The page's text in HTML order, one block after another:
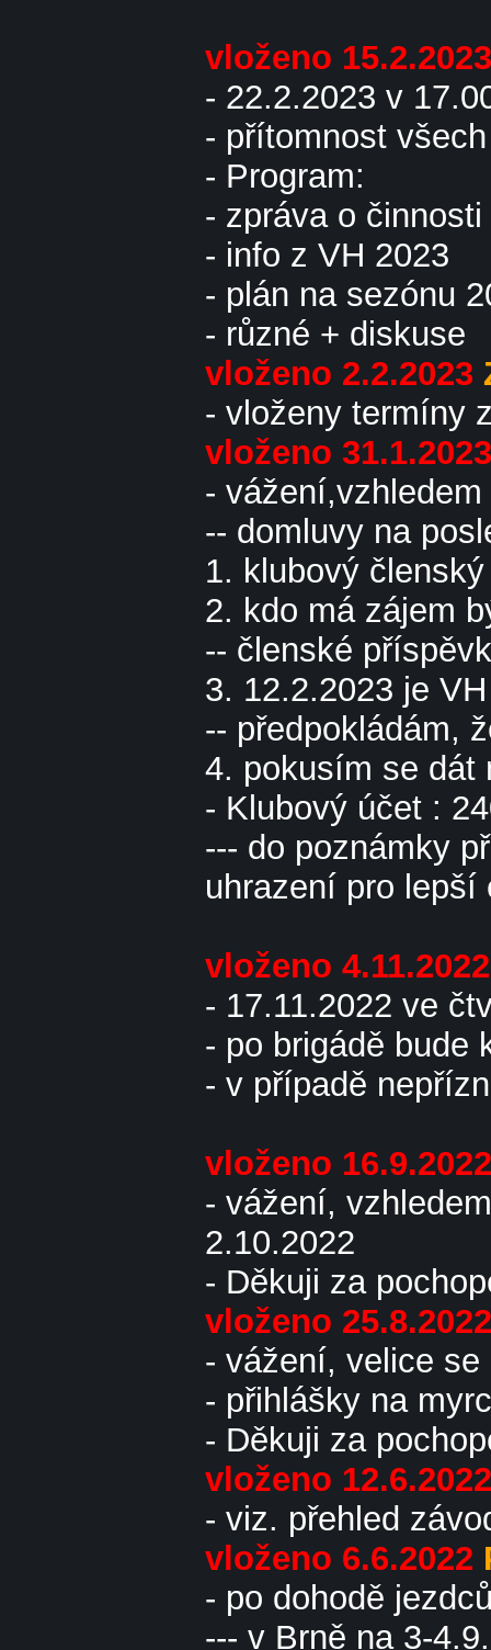
vloženo
- 22.2.2023 v
- přítomnost
- Program:
- zpráva o
- info z VH 2023
- plán na sezónu
- různé + diskuse
vloženo 2.2.2023
- vloženy termíny
vloženo
-
-- domluvy na
1. klubový
2. kdo má zájem
-- členské
3. 12.2.2023 je
-- předpokládám,
4. pokusím se dát
- Klubový účet :
--- do poznámky
uhrazení pro lepší
vloženo
- 17.11.2022 ve
- po brigádě bude
- v případě
vloženo
- vážení,
2.10.2022
- Děkuji za
vloženo
- vážení, velice
- přihlášky na
- Děkuji za
vloženo
- viz. přehled
vloženo 6.6.2022
- po dohodě
--- v Brně na 3-